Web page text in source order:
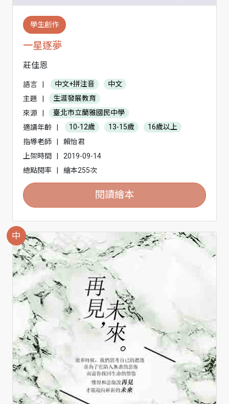
學生創作
一星逐夢
莊佳恩
語言 | 中文+拼注音
中文
主題
|
生涯發展教育
來源
|
臺北市立蘭雅國民中學
適讀年齡
| 10-12歲 13-15歲
16歲以上
指導老師
|
賴怡君
上架時間
|
2019-09-14
總點閱率
| 繪本255次
閱讀繪本
中